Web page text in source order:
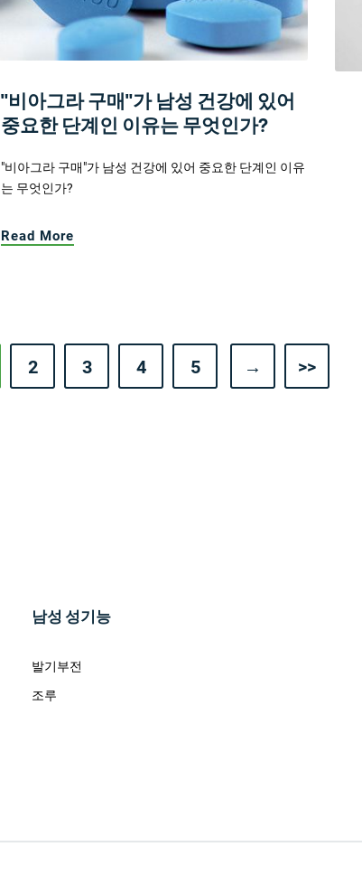
"비아그라 구매"가 남성 건강에 있어
중요한 단계인 이유는 무엇인가?
"비아그라 구매"가 남성 건강에 있어 중요한 단계인 이유
는 무엇인가?
Read More
2 3 4 5 → >>
남성 성기능
발기부전
조루